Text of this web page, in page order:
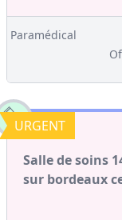
Paramédical
URGENT
Salle de soins
sur bordeaux